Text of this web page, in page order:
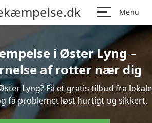
Menu
i Øster Lyng –
af rotter nær dig
Lyng? Få et gratis tilbud fra lokale
få problemet løst hurtigt og sikkert.